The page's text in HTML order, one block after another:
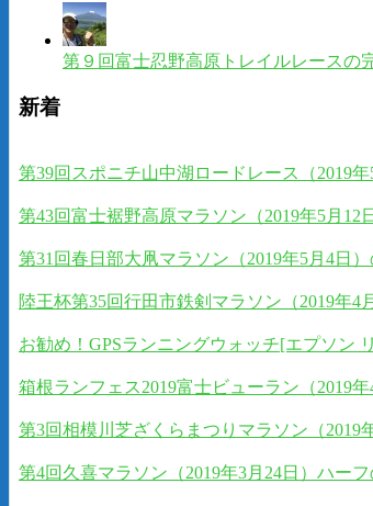
第９回富士忍野高原トレイルレースの
新着
第39回スポニチ山中湖ロードレース（2019
第43回富士裾野高原マラソン（2019年5月12
第31回春日部大凧マラソン（2019年5月4日
陸王杯第35回行田市鉄剣マラソン（2019年4
お勧め！GPSランニングウォッチ[エプソン
箱根ランフェス2019富士ビューラン（2019
第3回相模川芝ざくらまつりマラソン（2019
第4回久喜マラソン（2019年3月24日）ハー